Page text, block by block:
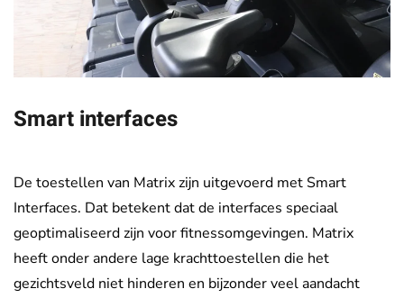
Smart interfaces
De toestellen van Matrix zijn uitgevoerd met Smart
Interfaces. Dat betekent dat de interfaces speciaal
geoptimaliseerd zijn voor fitnessomgevingen. Matrix
heeft onder andere lage krachttoestellen die het
gezichtsveld niet hinderen en bijzonder veel aandacht